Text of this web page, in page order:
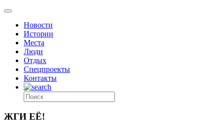
Новости
Истории
Места
Люди
Отдых
Спецпроекты
Контакты
ЖГИ ЕЁ!